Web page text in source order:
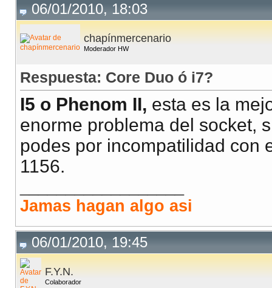
06/01/2010, 18:03
chapínmercenario
Moderador HW
Respuesta: Core Duo ó i7?
I5 o Phenom II, esta es la
enorme problema del socket,
podes por incompatilidad con
1156.
Jamas hagan algo asi
06/01/2010, 19:45
F.Y.N.
Colaborador